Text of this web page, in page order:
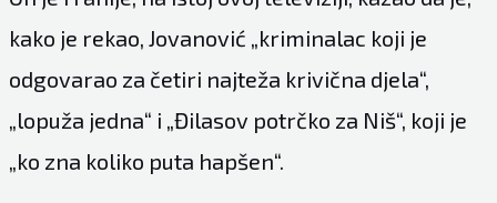
kako je rekao, Jovanović „kriminalac koji je
odgovarao za četiri najteža krivična djela“,
„lopuža jedna“ i „Đilasov potrčko za Niš“, koji je
„ko zna koliko puta hapšen“.